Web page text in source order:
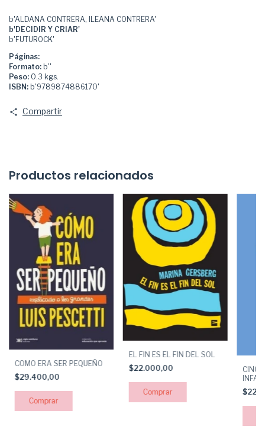
b'ALDANA CONTRERA, ILEANA CONTRERA'
b'DECIDIR Y CRIAR'
b'FUTUROCK'
Páginas:
Formato: b''
Peso: 0.3 kgs.
ISBN: b'9789874886170'
Compartir
Productos relacionados
COMO ERA SER PEQUEÑO
$29.400,00
EL FIN ES EL FIN DEL SOL
$22.000,00
Y ES